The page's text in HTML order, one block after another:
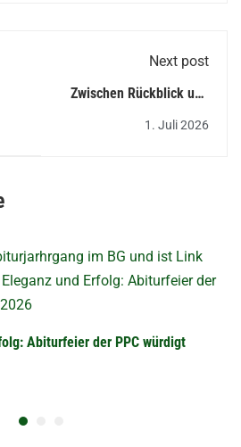
Next post
Zwischen Rückblick und
1. Juli 2026
Abiturfeier der PPC würdigt